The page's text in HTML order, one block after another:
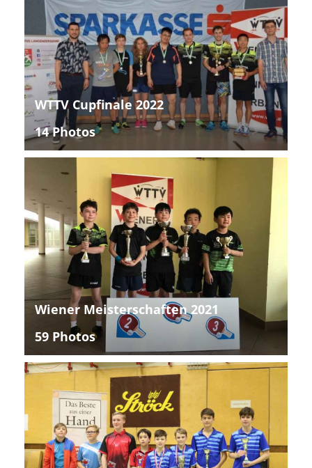
WTTV Cupfinale 2022
14 Photos
Wiener Meisterschaften 2021
59 Photos